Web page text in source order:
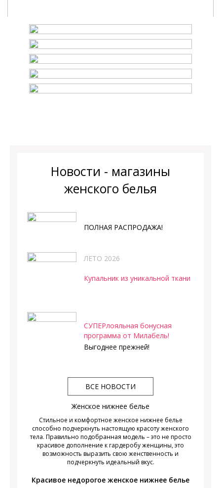
Новости - магазины
женского белья
ПОЛНАЯ РАСПРОДАЖА!
ЛЕТО 2026
Купальник из уникальной ткани
СУПЕРлояльная бонусная
программа от Милабель!
Выгоднее прежней!
ВСЕ НОВОСТИ
Женское нижнее белье
Стильное и комфортное женское нижнее белье
способно подчеркнуть настоящую красоту женского
тела. Правильно подобранная модель – это не просто
красивое дополнение к гардеробу женщины, это
возможность выразить свою женственность и
подчеркнуть идеальный вкус.
Красивое недорогое женское нижнее белье